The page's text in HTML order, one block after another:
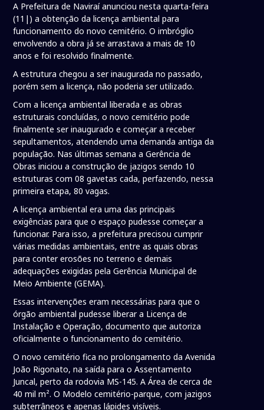
A Prefeitura de Naviraí anunciou nesta quarta-feira
(11|) a obtenção da licença ambiental para
funcionamento do novo cemitério. O imbróglio
envolvendo a obra já se arrastava a mais de 10
anos e foi resolvido finalmente.
A estrutura chegou a ser inaugurada no passado,
porém sem a licença, não poderia ser utilizado.
Com a licença ambiental liberada e as obras
estruturais concluídas, o novo cemitério pode
finalmente ser inaugurado e começar a receber
sepultamentos, atendendo uma demanda antiga da
população. Nas últimas semana a Gerência de
Obras iniciou a construção de jazigos sendo 10
estruturas com 08 gavetas cada, perfazendo, nessa
primeira etapa, 80 vagas.
A licença ambiental era uma das principais
exigências para que o espaço pudesse começar a
funcionar. Para isso, a prefeitura precisou cumprir
várias medidas ambientais, entre as quais obras
para conter erosões no terreno e demais
adequações exigidas pela Gerência Municipal de
Meio Ambiente (GEMA).
Essas intervenções eram necessárias para que o
órgão ambiental pudesse liberar a Licença de
Instalação e Operação, documento que autoriza
oficialmente o funcionamento do cemitério.
O novo cemitério fica no prolongamento da Avenida
João Rigonato, na saída para o Assentamento
Juncal, perto da rodovia MS-145. A Área de cerca de
40 mil m². O Modelo cemitério-parque, com jazigos
subterrâneos e apenas lápides visíveis.